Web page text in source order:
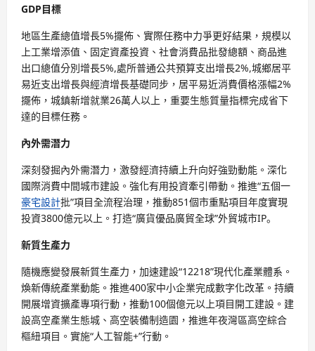
GDP目標
地區生產總值增長5%擺佈、實際任務中力爭更好結果，規模以
上工業增添值、固定資產投資、社會消費品批發總額、商品進
出口總值分別增長5%,處所普通公共預算支出增長2%,城鄉居平
易近支出增長與經濟增長基礎同步，居平易近消費價格漲幅2%
擺佈，城鎮新增就業26萬人以上，重要生態質量指標完成省下
達的目標任務。
內外需潛力
深刻發掘內外需潛力，激發經濟持續上升向好強勁動能。深化
國際消費中間城市建設。強化有用投資牽引帶動。推進“五個一
豪宅設計批”項目全流程治理，推動851個市重點項目年度實現
投資3800億元以上。打造“廣貨優品廣貿全球”外貿城市IP。
新質生產力
隨機應變發展新質生產力，加速建設“12218”現代化產業體系。
煥新傳統產業動能。推進400家中小企業完成數字化改革。持續
開展增資擴產專項行動，推動100個億元以上項目開工建設。建
設高空產業生態城、高空裝備制造園，推進年夜灣區高空綜合
樞紐項目。實施“人工智能+”行動。